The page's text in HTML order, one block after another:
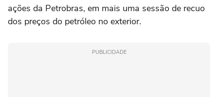
ações da Petrobras, em mais uma sessão de recuo
dos preços do petróleo no exterior.
PUBLICIDADE